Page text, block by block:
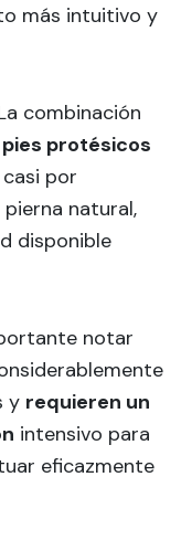
más intuitivo y
combinación
protésicos
por
natural,
disponible
notar
y requieren un
intensivo para
eficazmente